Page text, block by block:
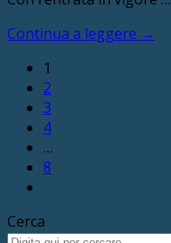
Continua a leggere →
1
2
3
4
…
8
Cerca